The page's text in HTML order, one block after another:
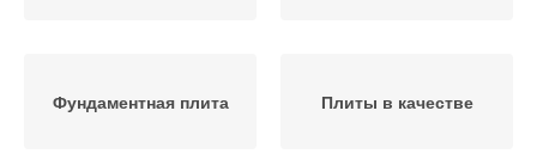
Фундаментная плита Плиты в качестве